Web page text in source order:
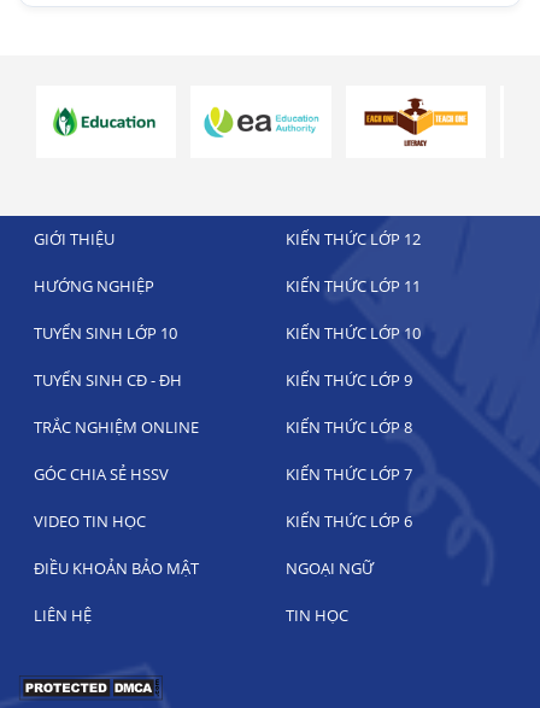
GIỚI THIỆU KIẾN THỨC LỚP 12
HƯỚNG NGHIỆP KIẾN THỨC LỚP 11
TUYỂN SINH LỚP 10 KIẾN THỨC LỚP 10
TUYỂN SINH CĐ - ĐH KIẾN THỨC LỚP 9
TRẮC NGHIỆM ONLINE KIẾN THỨC LỚP 8
GÓC CHIA SẺ HSSV KIẾN THỨC LỚP 7
VIDEO TIN HỌC KIẾN THỨC LỚP 6
ĐIỀU KHOẢN BẢO MẬT NGOẠI NGỮ
LIÊN HỆ TIN HỌC